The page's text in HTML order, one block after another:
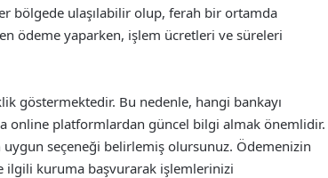
bölgede ulaşılabilir olup, ferah bir ortamda
ödeme yaparken, işlem ücretleri ve süreleri
göstermektedir. Bu nedenle, hangi bankayı
online platformlardan güncel bilgi almak önemlidir.
uygun seçeneği belirlemiş olursunuz. Ödemenizin
ilgili kuruma başvurarak işlemlerinizi